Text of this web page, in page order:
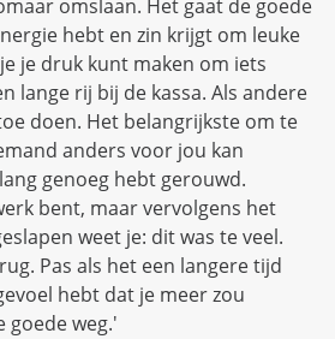
omslaan. Het gaat de goede
hebt en zin krijgt om leuke
je druk kunt maken om iets
lange rij bij de kassa. Als andere
doen. Het belangrijkste om te
anders voor jou kan
genoeg hebt gerouwd.
bent, maar vervolgens het
weet je: dit was te veel.
Pas als het een langere tijd
hebt dat je meer zou
goede weg.'